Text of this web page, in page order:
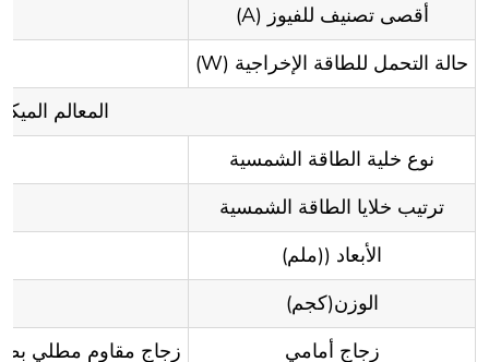
أقصى تصنيف للفيوز (A)
حالة التحمل للطاقة الإخراجية (W)
المعالم
نوع خلية الطاقة الشمسية
ترتيب خلايا الطاقة الشمسية
الأبعاد ((ملم)
الوزن(كجم)
زجاج أمامي
زجاج مقاوم مطلي بطبقة